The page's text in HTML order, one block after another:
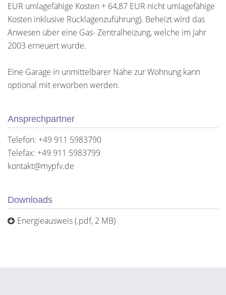
EUR umlagefähige Kosten + 64,87 EUR nicht umlagefähige
Kosten inklusive Rücklagenzuführung). Beheizt wird das
Anwesen über eine Gas- Zentralheizung, welche im Jahr
2003 erneuert wurde.
Eine Garage in unmittelbarer Nähe zur Wohnung kann
optional mit erworben werden.
Ansprechpartner
Telefon: +49 911 5983790
Telefax: +49 911 5983799
kontakt@mypfv.de
Downloads
Energieausweis (.pdf, 2 MB)